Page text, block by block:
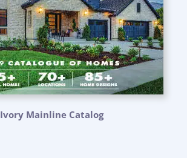
Ivory Mainline Catalog